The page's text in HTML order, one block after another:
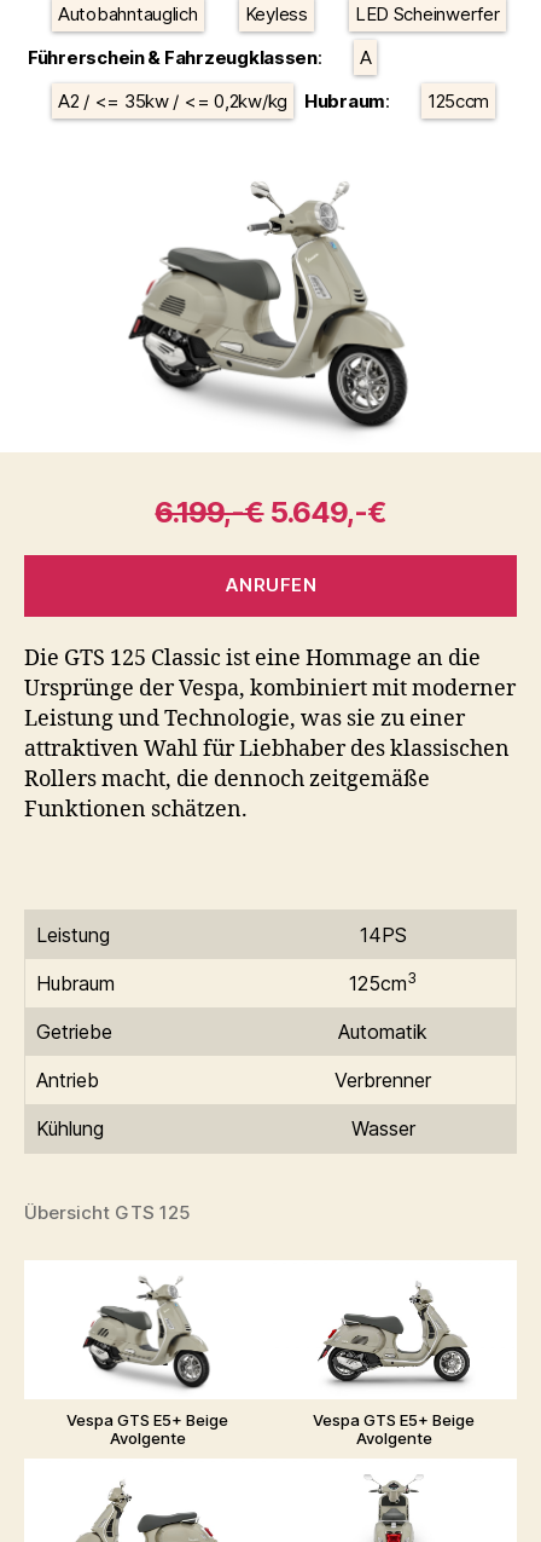
Autobahntauglich
Keyless
LED Scheinwerfer
Führerschein & Fahrzeugklassen:
A
A2 / <= 35kw / <= 0,2kw/kg
Hubraum: 125ccm
6.199,-€5.649,-€
ANRUFEN
Die GTS 125 Classic ist eine Hommage an die
Ursprünge der Vespa, kombiniert mit moderner
Leistung und Technologie, was sie zu einer
attraktiven Wahl für Liebhaber des klassischen
Rollers macht, die dennoch zeitgemäße
Funktionen schätzen.
Leistung
14PS
Hubraum
125cm3
Getriebe
Automatik
Antrieb
Verbrenner
Kühlung
Wasser
Übersicht GTS 125
Vespa GTS E5+ Beige
Avolgente
Vespa GTS E5+ Beige
Avolgente